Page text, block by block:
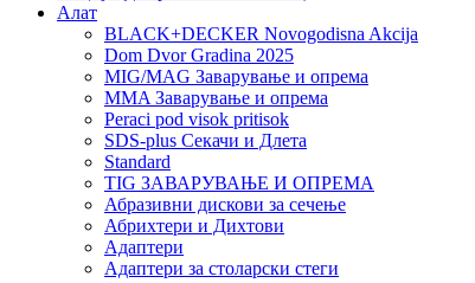
Алат
BLACK+DECKER Novogodisna Akcija
Dom Dvor Gradina 2025
MIG/MAG Заварување и опрема
MMA Заварување и опрема
Peraci pod visok pritisok
SDS-plus Секачи и Длета
Standard
TIG ЗАВАРУВАЊЕ И ОПРЕМА
Абразивни дискови за сечење
Абрихтери и Дихтови
Адаптери
Адаптери за столарски стеги